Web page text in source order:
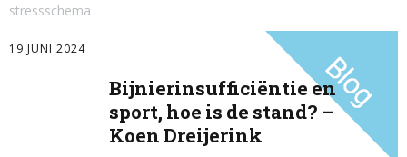
stressschema
19 JUNI 2024
Bijnierinsufficiëntie en
sport, hoe is de stand? –
Koen Dreijerink